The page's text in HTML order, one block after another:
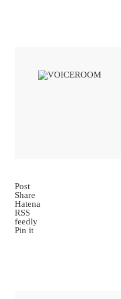
Post
Share
Hatena
RSS
feedly
Pin it